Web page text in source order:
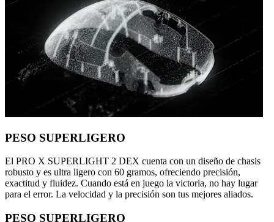
PESO SUPERLIGERO
El PRO X SUPERLIGHT 2 DEX cuenta con un diseño de chasis
robusto y es ultra ligero con 60 gramos, ofreciendo precisión,
exactitud y fluidez. Cuando está en juego la victoria, no hay lugar
para el error. La velocidad y la precisión son tus mejores aliados.
PESO SUPERLIGERO